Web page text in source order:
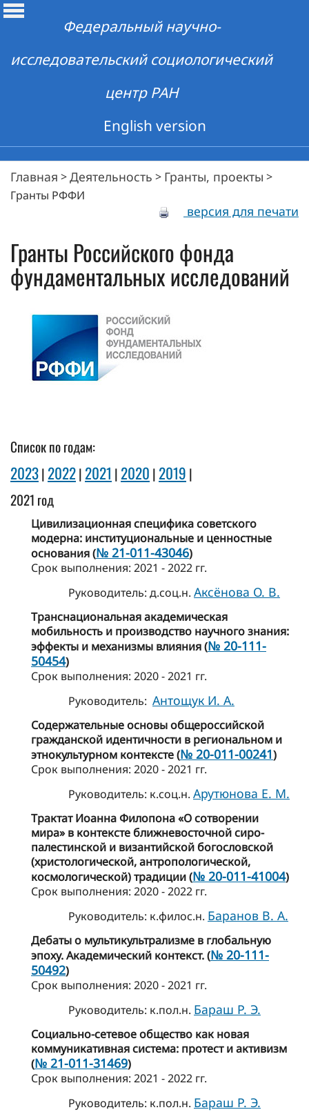
Федеральный научно-
исследовательский социологический
центр РАН
English version
Главная >Деятельность > Гранты, проекты >
Гранты РФФИ
версия для печати
Гранты Российского фонда
фундаментальных исследований
Список по годам:
2023|2022|2021 |2020 |2019 |
2021 год
Цивилизационная специфика советского
модерна: институциональные и ценностные
основания (№ 21-011-43046)
Cрок выполнения: 2021 - 2022 гг.
Руководитель: д.соц.н. Аксёнова О. В.
Транснациональная академическая
мобильность и производство научного знания:
эффекты и механизмы влияния (№ 20-111-
50454)
Cрок выполнения: 2020 - 2021 гг.
Руководитель: Антощук И. А.
Содержательные основы общероссийской
гражданской идентичности в региональном и
этнокультурном контексте (№ 20-011-00241)
Cрок выполнения: 2020 - 2021 гг.
Руководитель: к.соц.н. Арутюнова Е. М.
Трактат Иоанна Филопона «О сотворении
мира» в контексте ближневосточной сиро-
палестинской и византийской богословской
(христологической, антропологической,
космологической) традиции (№ 20-011-41004)
Cрок выполнения: 2020 - 2022 гг.
Руководитель: к.филос.н. Баранов В. А.
Дебаты о мультикультрализме в глобальную
эпоху. Академический контекст. (№ 20-111-
50492)
Cрок выполнения: 2020 - 2021 гг.
Руководитель: к.пол.н. Бараш Р. Э.
Социально-сетевое общество как новая
коммуникативная система: протест и активизм
(№ 21-011-31469)
Cрок выполнения: 2021 - 2022 гг.
Руководитель: к.пол.н. Бараш Р. Э.